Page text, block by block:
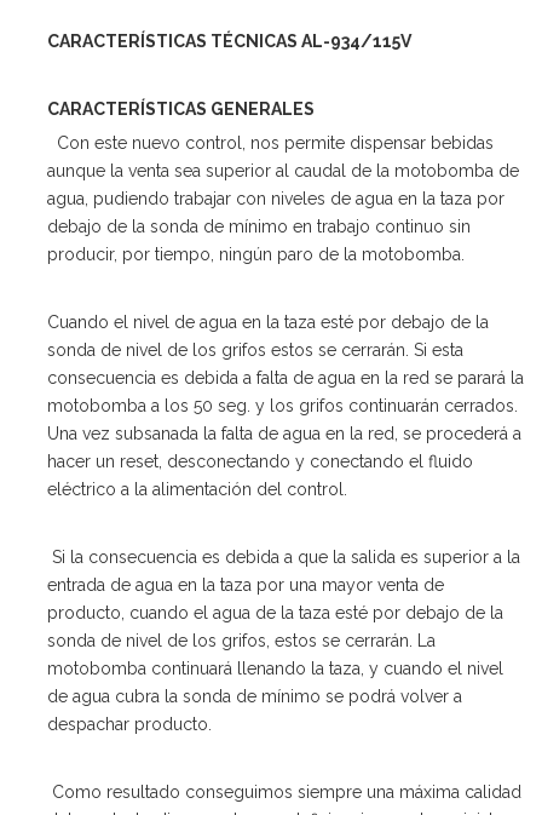
CARACTERÍSTICAS TÉCNICAS AL-934/115V
CARACTERÍSTICAS GENERALES
Con este nuevo control, nos permite dispensar bebidas
aunque la venta sea superior al caudal de la motobomba de
agua, pudiendo trabajar con niveles de agua en la taza por
debajo de la sonda de mínimo en trabajo continuo sin
producir, por tiempo, ningún paro de la motobomba.
Cuando el nivel de agua en la taza esté por debajo de la
sonda de nivel de los grifos estos se cerrarán. Si esta
consecuencia es debida a falta de agua en la red se parará la
motobomba a los 50 seg. y los grifos continuarán cerrados.
Una vez subsanada la falta de agua en la red, se procederá a
hacer un reset, desconectando y conectando el fluido
eléctrico a la alimentación del control.
Si la consecuencia es debida a que la salida es superior a la
entrada de agua en la taza por una mayor venta de
producto, cuando el agua de la taza esté por debajo de la
sonda de nivel de los grifos, estos se cerrarán. La
motobomba continuará llenando la taza, y cuando el nivel
de agua cubra la sonda de mínimo se podrá volver a
despachar producto.
Como resultado conseguimos siempre una máxima calidad